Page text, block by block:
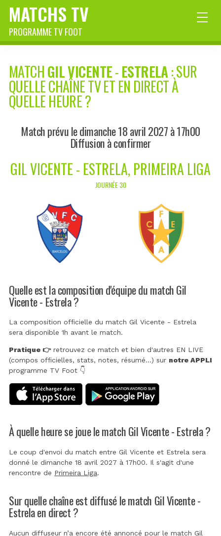
MATCHS TV
PROGRAMME TV FOOT
MATCHGIL VICENTE-ESTRELA: SUR
QUELLE CHAÎNE TV ET EN DIRECT À
QUELLE HEURE ?
Match prévu le dimanche 18 avril 2027 à 17h00
Diffusion à confirmer
GIL VICENTE - ESTRELA, PRIMEIRA LIGA
JOURNÉE 30
Quelle est la composition d'équipe du match Gil
Vicente - Estrela ?
La composition officielle du match Gil Vicente - Estrela
sera disponible 1h avant le match.
Pratique 👉retrouvez ce match et bien d'autres EN LIVE
(compos officielles, stats, notes, résumé...) sur notre APPLI
programme TV Foot 👇
À quelle heure se joue le match Gil Vicente - Estrela ?
Le coup d'envoi du match entre Gil Vicente et Estrela sera
donné le dimanche 18 avril 2027 à 17h00. Il s'agit d'une
rencontre de Primeira Liga.
Sur quelle chaîne est diffusé le match Gil Vicente -
Estrela en direct ?
Aucun diffuseur n’a encore été annoncé pour le match Gil